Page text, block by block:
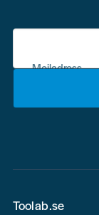
Mejladress
Toolab.se